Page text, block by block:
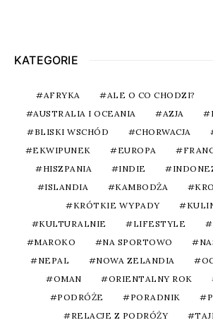
KATEGORIE
AFRYKA ALE O CO CHODZI?
AUSTRALIA I OCEANIA
AZJA
BLISKI WSCHÓD
CHORWACJA
EKWIPUNEK
EUROPA
HISZPANIA
INDIE
ISLANDIA
KAMBODŻA
KRÓTKIE WYPADY
KULTURALNIE
LIFESTYLE
MAROKO
NA SPORTOWO
NEPAL
NOWA ZELANDIA
OMAN
ORIENTALNY ROK
PODRÓŻE
PORADNIK
RELACJE Z PODRÓŻY